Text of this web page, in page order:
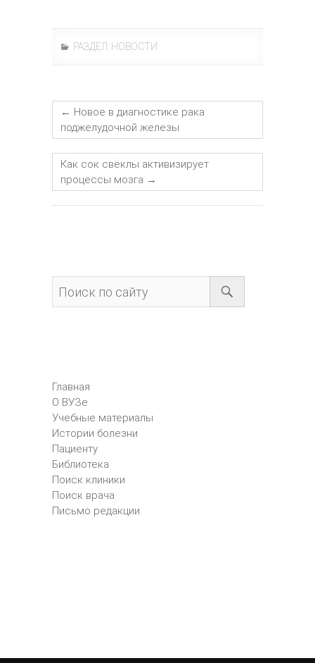
РАЗДЕЛ: НОВОСТИ
← Новое в диагностике рака
поджелудочной железы
Как сок свёклы активизирует
процессы мозга →
Главная
О ВУЗе
Учебные материалы
Истории болезни
Пациенту
Библиотека
Поиск клиники
Поиск врача
Письмо редакции